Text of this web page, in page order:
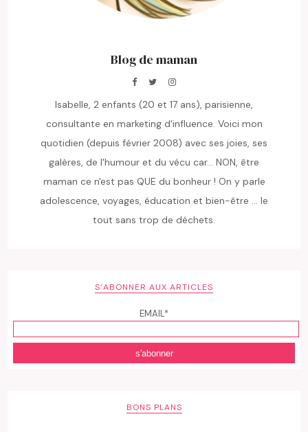
Blog de maman
Isabelle, 2 enfants (20 et 17 ans), parisienne,
consultante en marketing d'influence. Voici mon
quotidien (depuis février 2008) avec ses joies, ses
galères, de l'humour et du vécu car... NON, être
maman ce n'est pas QUE du bonheur ! On y parle
adolescence, voyages, éducation et bien-être ... le
tout sans trop de déchets.
S’ABONNER AUX ARTICLES
EMAIL*
BONS PLANS